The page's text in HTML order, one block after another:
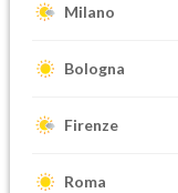
Milano
Bologna
Firenze
Roma